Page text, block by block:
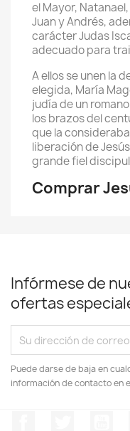
el Mayor,
Juan y Andrés,
carácter Judas
adecuado para
A ellos se unen la
elegida, María
judía de un
los brazos del
que la
liberación de
grande fiel
Comprar
Infórmese de
ofertas
Puede darse de baja en
información de contacto en